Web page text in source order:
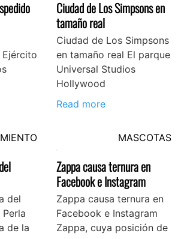
Ciudad de Los Simpsons en
tamaño real
Ciudad de Los Simpsons
en tamaño real El parque
Universal Studios
Hollywood
Read more
del
de la
MASCOTAS
Zappa causa ternura en
Facebook e Instagram
Zappa causa ternura en
Facebook e Instagram
Zappa, cuya posición de